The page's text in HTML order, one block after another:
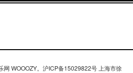
和伙伴在尽职地吃草之余，很喜
WOOOZY。沪ICP备15029822号 上海市徐